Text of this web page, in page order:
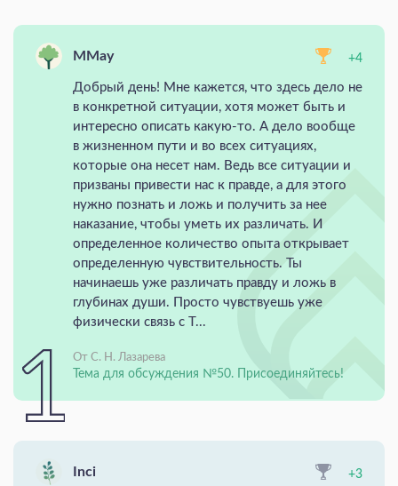
MMay +4
Добрый день! Мне кажется, что здесь дело не
в конкретной ситуации, хотя может быть и
интересно описать какую-то. А дело вообще
в жизненном пути и во всех ситуациях,
которые она несет нам. Ведь все ситуации и
призваны привести нас к правде, а для этого
нужно познать и ложь и получить за нее
наказание, чтобы уметь их различать. И
определенное количество опыта открывает
определенную чувствительность. Ты
начинаешь уже различать правду и ложь в
глубинах души. Просто чувствуешь уже
физически связь с Т...
От С. Н. Лазарева
Тема для обсуждения №50. Присоединяйтесь!
Inci +3